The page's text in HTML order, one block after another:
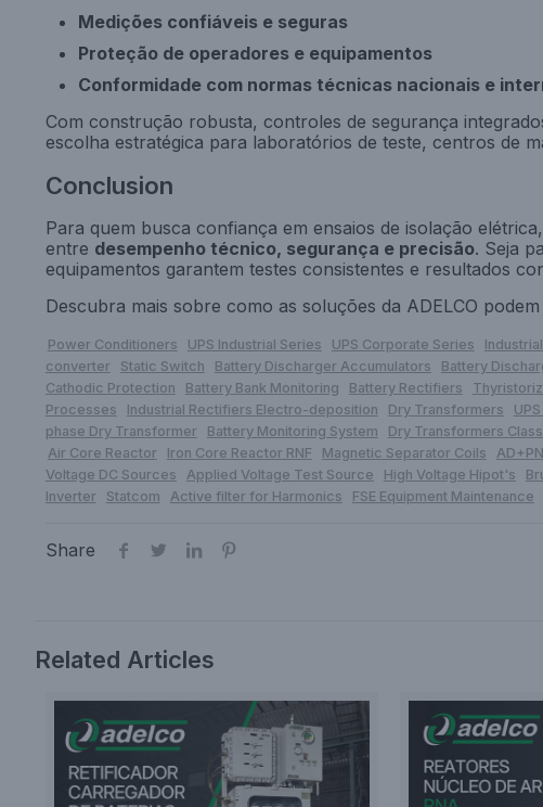
Medições confiáveis e seguras
Proteção de operadores e equipamentos
Conformidade com normas técnicas nacionais e
Com construção robusta, controles de segurança
escolha estratégica para laboratórios de teste, centros de
Conclusion
Para quem busca confiança em ensaios de isolação
entre desempenho técnico, segurança e precisão. Seja
equipamentos garantem testes consistentes e resultados
Descubra mais sobre como as soluções da ADELCO
Power Conditioners UPS Industrial Series UPS Corporate Series
converter
Static Switch Battery Discharger Accumulators Battery
Cathodic Protection
Battery Bank Monitoring Battery Rectifiers
Processes
Industrial Rectifiers Electro-deposition Dry Transformers
phase Dry Transformer
Battery Monitoring System Dry Transformers
Air Core Reactor
Iron Core Reactor RNF Magnetic Separator Coils
Voltage DC Sources
Applied Voltage Test Source High Voltage Hipot's
Inverter
Statcom Active filter for Harmonics FSE Equipment Maintenance
Share
Related Articles